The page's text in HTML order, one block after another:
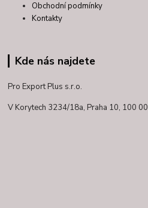
Obchodní podmínky
Kontakty
Kde nás najdete
Pro Export Plus s.r.o.
V Korytech 3234/18a, Praha 10, 100 00